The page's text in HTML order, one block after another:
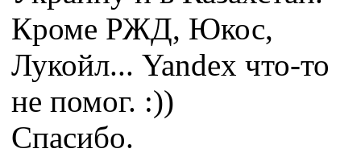
Кроме РЖД, Юкос,
Лукойл... Yandex что-то
не помог. :))
Спасибо.